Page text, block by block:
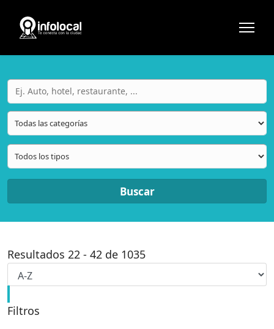
Buscar
Resultados 22 - 42 de 1035
Filtros